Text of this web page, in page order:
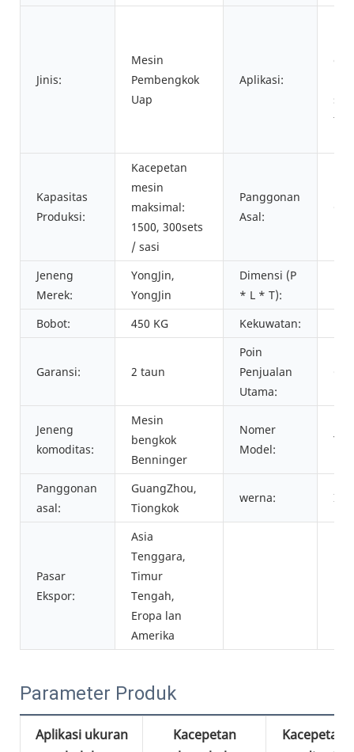
Jinis:
Mesin
Pembengkok
Uap
Aplikasi:
Kapasitas
Produksi:
Kacepetan
mesin
maksimal:
1500, 300sets
/ sasi
Panggonan
Asal:
Jeneng
Merek:
YongJin,
YongJin
Dimensi (P
* L * T):
Bobot: 450 KG Kekuwatan:
Garansi: 2 taun
Poin
Penjualan
Utama:
Jeneng
komoditas:
Mesin
bengkok
Benninger
Nomer
Model:
YJ-
Panggonan
asal:
GuangZhou,
Tiongkok
werna: Ijo
Pasar
Ekspor:
Asia
Tenggara,
Timur
Tengah,
Eropa lan
Amerika
Parameter Produk
Aplikasi ukuran
Kacepetan
Kacepetan